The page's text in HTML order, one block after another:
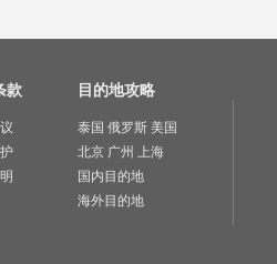
款 目的地攻略
泰国 俄罗斯 美国
北京 广州 上海
国内目的地
海外目的地